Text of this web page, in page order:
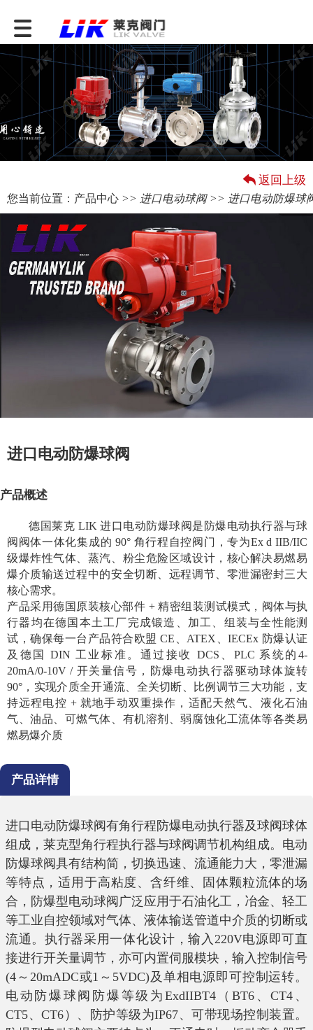
您当前位置： 产品中心 >> 进口电动球阀>> 进口电动防爆球
返回上级
进口电动防爆球阀
产品概述
德国莱克 LIK 进口电动防爆球阀是防爆电动执行器与球
阀阀体一体化集成的 90° 角行程自控阀门，专为Ex d IIB/IIC
级爆炸性气体、蒸汽、粉尘危险区域设计，核心解决易燃易
爆介质输送过程中的安全切断、远程调节、零泄漏密封三大
核心需求。
产品采用德国原装核心部件 + 精密组装测试模式，阀体与执
行器均在德国本土工厂完成锻造、加工、组装与全性能测
试，确保每一台产品符合欧盟 CE、ATEX、IECEx 防爆认证
及德国 DIN 工业标准。通过接收 DCS、PLC 系统的4-
20mA/0-10V / 开关量信号，防爆电动执行器驱动球体旋转
90°，实现介质全开通流、全关切断、比例调节三大功能，支
持远程电控 + 就地手动双重操作，适配天然气、液化石油
气、油品、可燃气体、有机溶剂、弱腐蚀化工流体等各类易
燃易爆介质
产品详情
进口电动防爆球阀有角行程防爆电动执行器及球阀球体
组成，莱克型角行程执行器与球阀调节机构组成。电动
防爆球阀具有结构简，切换迅速、流通能力大，零泄漏
等特点，适用于高粘度、含纤维、固体颗粒流体的场
合，防爆型电动球阀广泛应用于石油化工，冶金、轻工
等工业自控领域对气体、液体输送管道中介质的切断或
流通。执行器采用一体化设计，输入 220V电源即可直
接进行开关量调节，亦可内置伺服模块，输入控制信号
(4 ～ 20mADC或1 ～ 5VDC)及单相电源即可控制运转。
电动防爆球阀防爆等级为 ExdIIBT4（ BT6、CT4 、
CT5、 CT6 ）、防护等级为IP67、可带现场控制装置。